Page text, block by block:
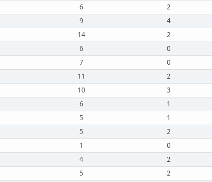
6 2
9 4
14 2
6 0
7 0
11 2
10 3
6 1
5 1
5 2
1 0
4 2
5 2